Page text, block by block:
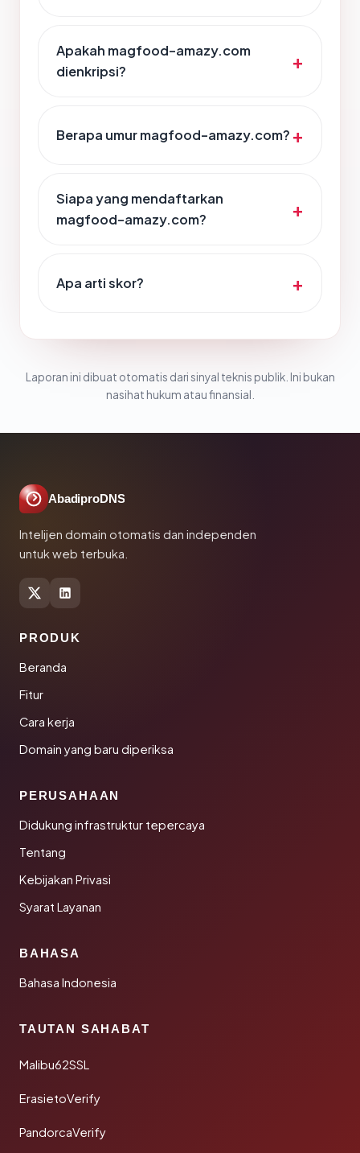
Apakah magfood-amazy.com
dienkripsi?
Berapa umur magfood-amazy.com?
Siapa yang mendaftarkan
magfood-amazy.com?
Apa arti skor?
Laporan ini dibuat otomatis dari sinyal teknis publik. Ini bukan
nasihat hukum atau finansial.
AbadiproDNS
Intelijen domain otomatis dan independen
untuk web terbuka.
PRODUK
Beranda
Fitur
Cara kerja
Domain yang baru diperiksa
PERUSAHAAN
Didukung infrastruktur tepercaya
Tentang
Kebijakan Privasi
Syarat Layanan
BAHASA
Bahasa Indonesia
TAUTAN SAHABAT
Malibu62SSL
ErasietoVerify
PandorcaVerify